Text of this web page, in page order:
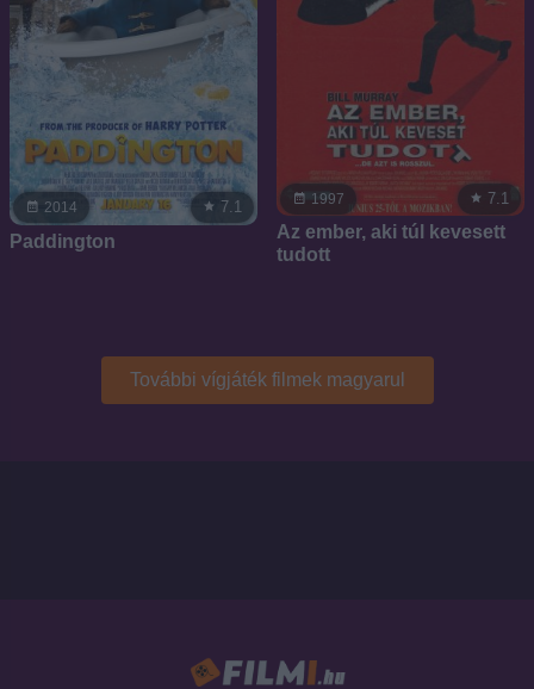
2014 7.1
Paddington
1997 7.1
Az ember, aki túl kevesett
tudott
További vígjáték filmek magyarul